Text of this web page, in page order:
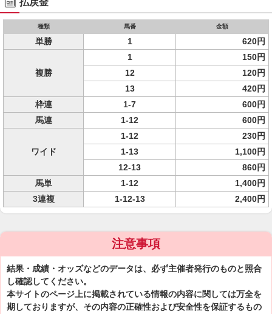
払戻金
種類 馬番 金額
単勝 1 620円
複勝
1
150円
12
120円
13
420円
枠連
1-7
600円
馬連
1-12 600円
ワイド
1-12
230円
1-13
1,100円
12-13
860円
馬単
1-12
1,400円
3連複
1-12-13 2,400円
注意事項
結果・成績・オッズなどのデータは、必ず主催者発行のものと照合
し確認してください。
本サイトのページ上に掲載されている情報の内容に関しては万全を
期しておりますが、その内容の正確性および安全性を保証するもの